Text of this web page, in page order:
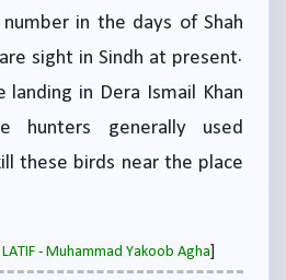
in the days of Shah
sight in Sindh at present.
in Dera Ismail Khan
hunters generally used
these birds near the place
- Muhammad Yakoob Agha